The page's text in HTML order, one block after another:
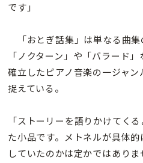
です」
「おとぎ話集」は単なる曲集
「ノクターン」や「バラード
確立したピアノ音楽の一ジャ
捉えている。
「ストーリーを語りかけてく
た小品です。メトネルが具体
していたのかは定かではあり